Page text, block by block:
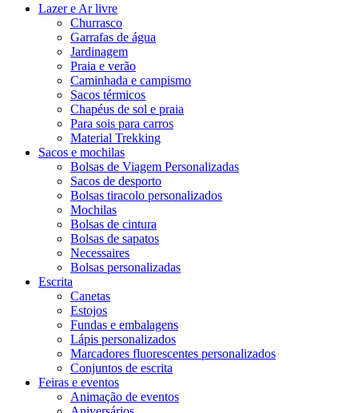
Lazer e Ar livre
Churrasco
Garrafas de água
Jardinagem
Praia e verão
Caminhada e campismo
Sacos térmicos
Chapéus de sol e praia
Para sois para carros
Material Trekking
Sacos e mochilas
Bolsas de Viagem Personalizadas
Sacos de desporto
Bolsas tiracolo personalizados
Mochilas
Bolsas de cintura
Bolsas de sapatos
Necessaires
Bolsas personalizadas
Escrita
Canetas
Estojos
Fundas e embalagens
Lápis personalizados
Marcadores fluorescentes personalizados
Conjuntos de escrita
Feiras e eventos
Animação de eventos